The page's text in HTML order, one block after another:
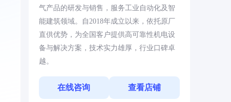
气产品的研发与销售，服务工业自动化及智
能建筑领域。自2018年成立以来，依托原厂
直供优势，为全国客户提供高可靠性机电设
备与解决方案，技术实力雄厚，行业口碑卓
越。
在线咨询 查看店铺